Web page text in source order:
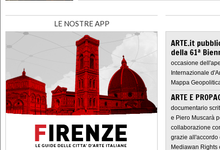
LE NOSTRE APP
ARTE.it
della 61ª
occasione
Internazionale
Mappa
ARTE E
documentario
e Piero Muscarà
collaborazione
grazie all'accordo
Mediawan